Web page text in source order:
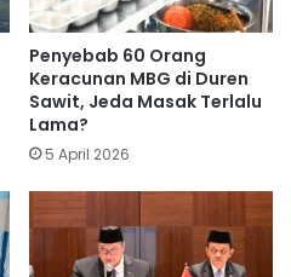
Penyebab 60 Orang
Keracunan MBG di Duren
Sawit, Jeda Masak Terlalu
Lama?
5 April 2026